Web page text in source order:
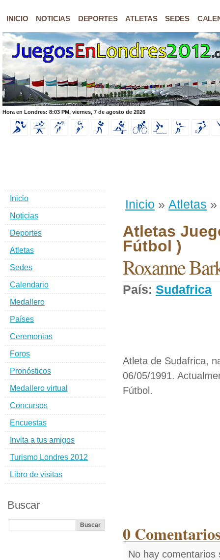
INICIO NOTICIAS DEPORTES ATLETAS SEDES
Hora en Londres: 8:03 PM, viernes, 7 de agosto de 2026
Inicio » Atletas »
Atletas
Fútbol )
Roxanne
País: Sudafrica
Atleta de Sudafrica,
06/05/1991.
Fútbol.
0
No hay comentarios
Inicio
Noticias
Deportes
Atletas
Sedes
Calendario
Medallero
Países
Ceremonias
Foros
Pronósticos
Medallero virtual
Concursos
Encuestas
Invita a tus amigos
Turismo Londres 2012
Libro de visitas
Buscar